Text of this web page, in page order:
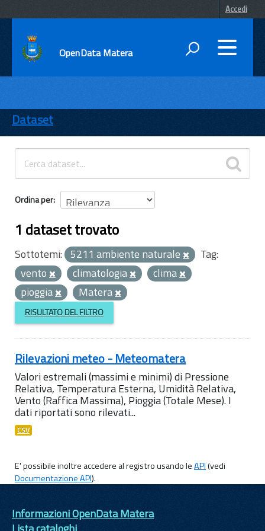
Accedi
OpenData Matera
ENTI
TEMI
INFORMAZIONI
Dataset
Ordina per
1 dataset trovato
Sottotemi: 5211 ambiente naturale
Tag:
vento
climatologia
clima
pioggia
Matera
RISULTATO DEL FILTRO
Rilevazioni meteo - Meteomatera
Valori estremali (massimi e minimi) di Pressione
Relativa, Temperatura Esterna, Umidità Relativa,
Vento (Raffica Massima), Pioggia (Totale Mese). I
dati riportati sono rilevati...
CSV
E' possibile inoltre accedere al registro usando leAPI(vedi
Documentazione API).
Informazioni OpenData Matera